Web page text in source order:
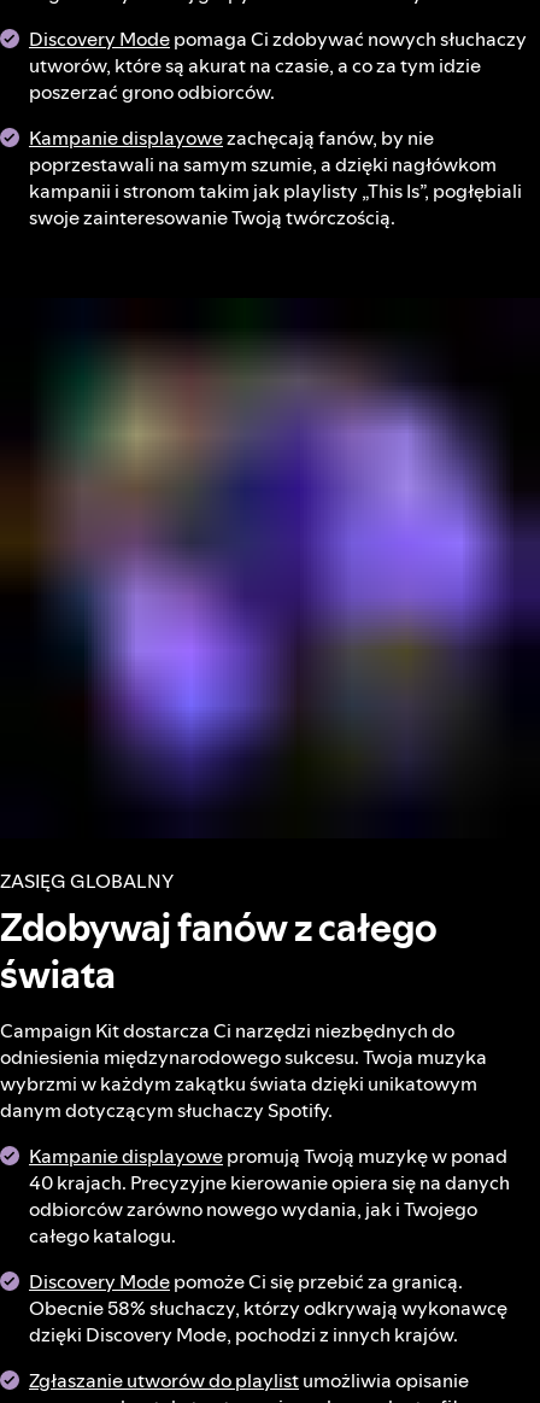
Discovery Modepomaga Ci zdobywać nowych słuchaczy
utworów, które są akurat na czasie, a co za tym idzie
poszerzać grono odbiorców.
Kampanie displayowezachęcają fanów, by nie
poprzestawali na samym szumie, a dzięki nagłówkom
kampanii i stronom takim jak playlisty „This Is”, pogłębiali
swoje zainteresowanie Twoją twórczością.
ZASIĘG GLOBALNY
Zdobywaj fanów z całego
świata
Campaign Kit dostarcza Ci narzędzi niezbędnych do
odniesienia międzynarodowego sukcesu. Twoja muzyka
wybrzmi w każdym zakątku świata dzięki unikatowym
danym dotyczącym słuchaczy Spotify.
Kampanie displayowepromują Twoją muzykę w ponad
40 krajach. Precyzyjne kierowanie opiera się na danych
odbiorców zarówno nowego wydania, jak i Twojego
całego katalogu.
Discovery Modepomoże Ci się przebić za granicą.
Obecnie 58% słuchaczy, którzy odkrywają wykonawcę
dzięki Discovery Mode, pochodzi z innych krajów.
Zgłaszanie utworów do playlistumożliwia opisanie